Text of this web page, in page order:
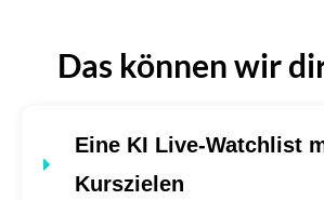
Das können wir
Eine KI Live-Watchlist
Kurszielen